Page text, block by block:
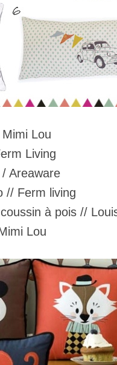
Lou
Living
Areaware
// Ferm living
à pois //
Lou